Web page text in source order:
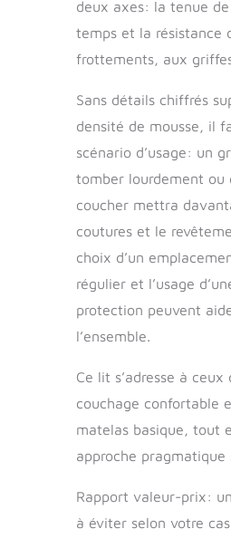
deux axes: la tenue
temps et la résistance
frottements, aux
Sans détails chiffrés
densité de mousse, il
scénario d’usage: un
tomber lourdement ou
coucher mettra
coutures et le
choix d’un
régulier et l’usage
protection peuvent
l’ensemble.
Ce lit s’adresse à
couchage confortable
matelas basique, tout
approche pragmatique
Rapport valeur-prix:
à éviter selon votre